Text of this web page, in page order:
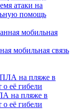
атаки на
помощь
мобильная связь
на пляже в
о её гибели